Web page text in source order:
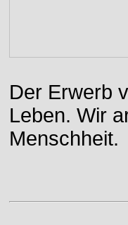
Der Erwerb
Leben. Wir
Menschheit.